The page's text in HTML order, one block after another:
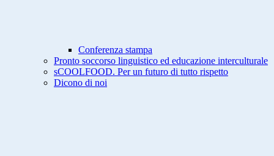
Conferenza stampa
Pronto soccorso linguistico ed educazione interculturale
sCOOLFOOD. Per un futuro di tutto rispetto
Dicono di noi